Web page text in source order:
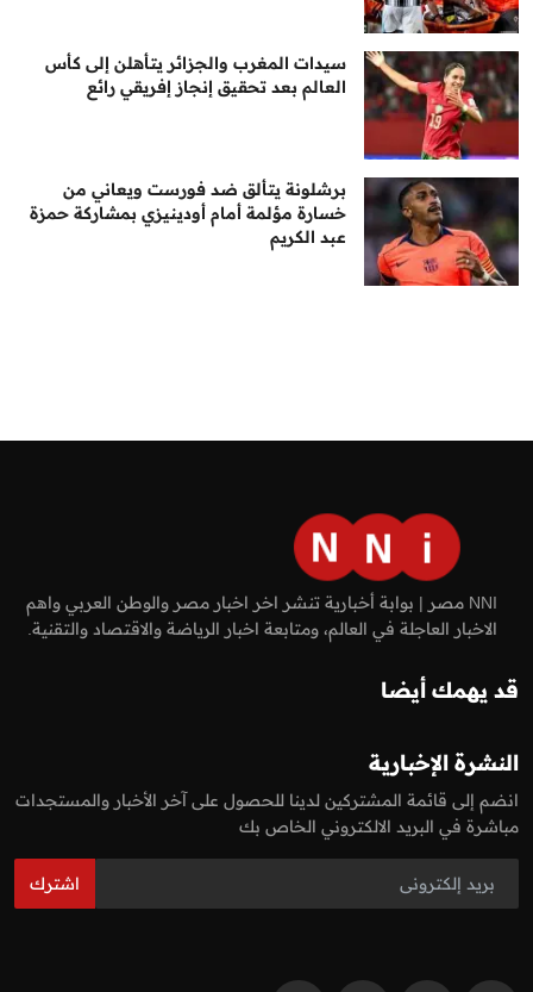
سيدات المغرب والجزائر يتأهلن إلى كأس
العالم بعد تحقيق إنجاز إفريقي رائع
برشلونة يتألق ضد فورست ويعاني من
خسارة مؤلمة أمام أودينيزي بمشاركة حمزة
عبد الكريم
NNI مصر | بوابة أخبارية تنشر اخر اخبار مصر والوطن العربي واهم
الاخبار العاجلة في العالم، ومتابعة اخبار الرياضة والاقتصاد والتقنية.
قد يهمك أيضا
النشرة الإخبارية
انضم إلى قائمة المشتركين لدينا للحصول على آخر الأخبار والمستجدات
مباشرة في البريد الالكتروني الخاص بك
اشترك